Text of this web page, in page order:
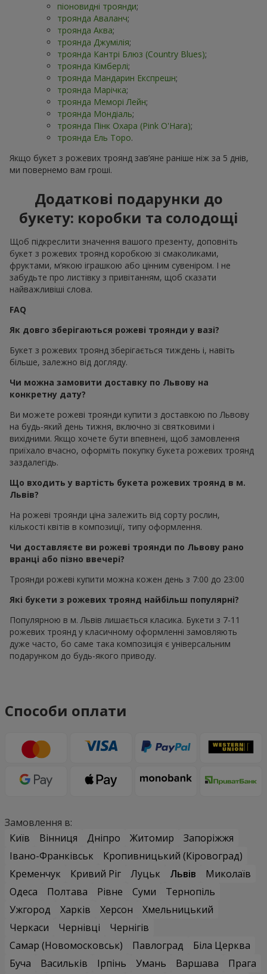
піоновидні троянди;
троянда Аваланч;
троянда Аква;
троянда Джумілія;
троянда Кантрі Блюз (Country Blues);
троянда Кімберлі;
троянда Мандарин Експрешн;
троянда Марічка;
троянда Меморі Лейн;
троянда Мондіаль;
троянда Пінк Охара (Pink O'Hara);
троянда Ель Торо.
Якщо букет з рожевих троянд зав’яне раніше ніж за 5 днів,
ми повернемо вам гроші.
Додаткові подарунки до
букету: коробки та солодощі
Щоб підкреслити значення вашого презенту, доповніть
букет з рожевих троянд коробкою зі смаколиками,
фруктами, м’якою іграшкою або цінним сувеніром. І не
забудьте про листівку з привітанням, щоб сказати
найважливіші слова.
FAQ
Як довго зберігаються рожеві троянди у вазі?
Букет з рожевих троянд зберігається тиждень і, навіть
більше, залежно від догляду.
Чи можна замовити доставку по Львову на
конкретну дату?
Ви можете рожеві троянди купити з доставкою по Львову
на будь-який день тижня, включно зі святковими і
вихідними. Якщо хочете бути впевнені, щоб замовлення
приїхало вчасно, оформіть покупку букета рожевих троянд
заздалегідь.
Що входить у вартість букета рожевих троянд в м.
Львів?
На рожеві троянди ціна залежить від сорту рослин,
кількості квітів в композиції, типу оформлення.
Чи доставляєте ви рожеві троянди по Львову рано
вранці або пізно ввечері?
Троянди рожеві купити можна кожен день з 7:00 до 23:00
Які букети з рожевих троянд найбільш популярні?
Популярною в м. Львів лишається класика. Букети з 7-11
рожевих троянд у класичному оформленні замовляють
дуже часто, бо саме така композиція є універсальним
подарунком до будь-якого приводу.
Способи оплати
Замовлення в:
Київ
Вінниця Дніпро Житомир
Запоріжжя
Івано-Франківськ
Кропивницький (Кіровоград)
Кременчук
Кривий Ріг Луцьк Львів
Миколаїв
Одеса
Полтава Рівне Суми
Тернопіль
Ужгород
Харків Херсон
Хмельницький
Черкаси
Чернівці
Чернігів
Самар (Новомосковськ)
Павлоград
Біла Церква
Буча
Васильків Ірпінь Умань Варшава
Прага